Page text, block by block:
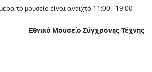
το μουσείο είναι ανοιχτό 11:00 - 19:00
Εθνικό Μουσείο Σύγχρονης Τέχνης